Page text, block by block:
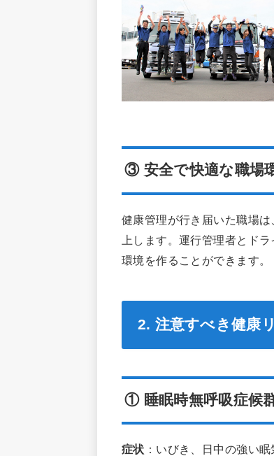
③ 安全で快適な職場
健康管理が行き届いた職場
上します。運行管理者とド
環境を作ることができます。
2. 注意すべき健康
① 睡眠時無呼吸症候
症状 ：いびき、日中の強い